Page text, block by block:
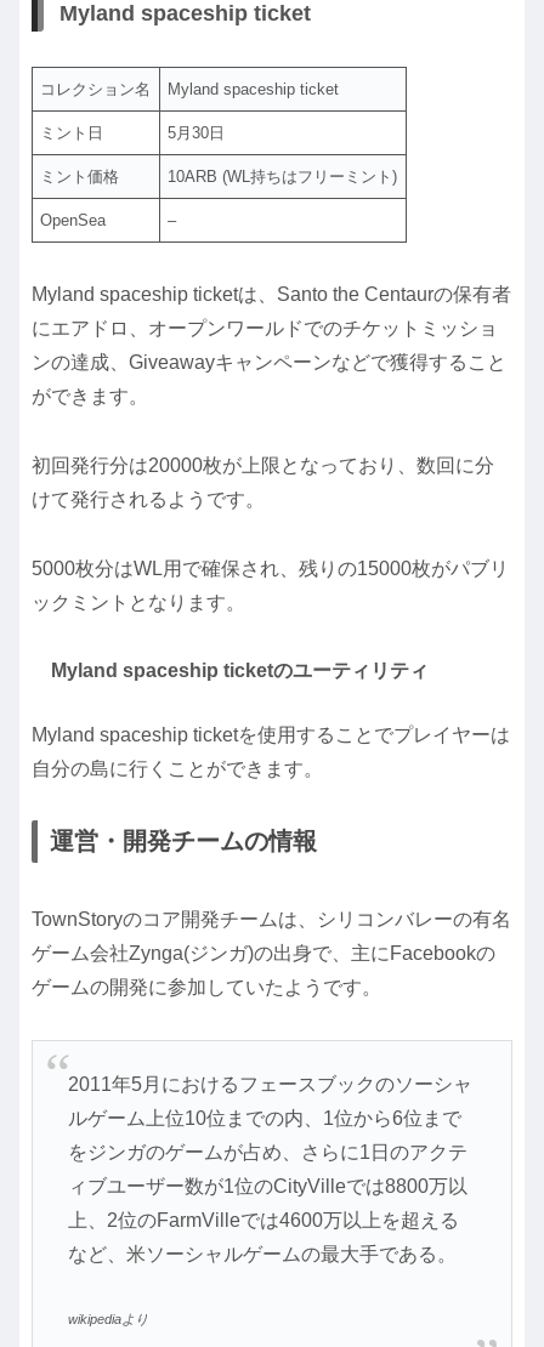
Myland spaceship ticket
コレクション名 Myland spaceship ticket
ミント日 5月30日
ミント価格 10ARB (WL持ちはフリーミント)
OpenSea –
Myland spaceship ticketは、Santo the Centaurの保有者
にエアドロ、オープンワールドでのチケットミッショ
ンの達成、Giveawayキャンペーンなどで獲得すること
ができます。
初回発行分は20000枚が上限となっており、数回に分
けて発行されるようです。
5000枚分はWL用で確保され、残りの15000枚がパブリ
ックミントとなります。
Myland spaceship ticketのユーティリティ
Myland spaceship ticketを使用することでプレイヤーは
自分の島に行くことができます。
運営・開発チームの情報
TownStoryのコア開発チームは、シリコンバレーの有名
ゲーム会社Zynga(ジンガ)の出身で、主にFacebookの
ゲームの開発に参加していたようです。
2011年5月におけるフェースブックのソーシャ
ルゲーム上位10位までの内、1位から6位まで
をジンガのゲームが占め、さらに1日のアクテ
ィブユーザー数が1位のCityVilleでは8800万以
上、2位のFarmVilleでは4600万以上を超える
など、米ソーシャルゲームの最大手である。
wikipediaより